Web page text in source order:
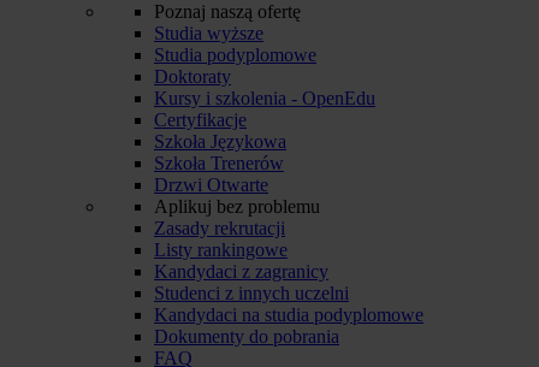
Poznaj naszą ofertę
Studia wyższe
Studia podyplomowe
Doktoraty
Kursy i szkolenia - OpenEdu
Certyfikacje
Szkoła Językowa
Szkoła Trenerów
Drzwi Otwarte
Aplikuj bez problemu
Zasady rekrutacji
Listy rankingowe
Kandydaci z zagranicy
Studenci z innych uczelni
Kandydaci na studia podyplomowe
Dokumenty do pobrania
FAQ